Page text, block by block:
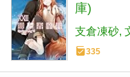
庫)
支倉凍砂
335